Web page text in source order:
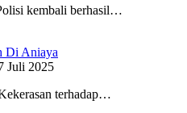
kembali berhasil…
Di Aniaya
Juli 2025
terhadap…